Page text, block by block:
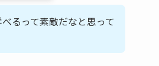
るって素敵だなと思って